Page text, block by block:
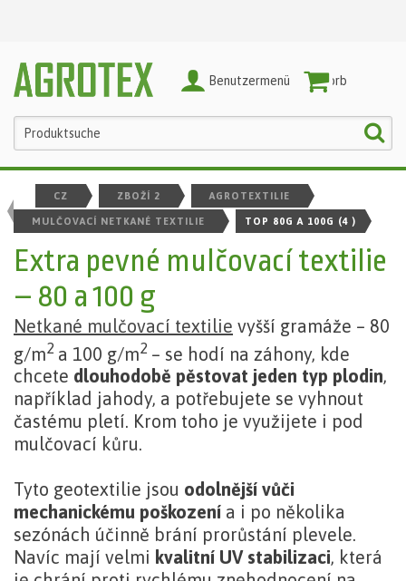
Warenkorb
Benutzermenü
CZ ZBOŽÍ 2 AGROTEXTILIE
MULČOVACÍ NETKANÉ TEXTILIE TOP 80G A 100G (4 )
Extra pevné mulčovací textilie
– 80 a 100 g
Netkané mulčovací textilie vyšší gramáže – 80
g/m2 a 100 g/m2 – se hodí na záhony, kde
chcete dlouhodobě pěstovat jeden typ plodin,
například jahody, a potřebujete se vyhnout
častému pletí. Krom toho je využijete i pod
mulčovací kůru.
Tyto geotextilie jsou odolnější vůči
mechanickému poškození a i po několika
sezónách účinně brání prorůstání plevele.
Navíc mají velmi kvalitní UV stabilizaci, která